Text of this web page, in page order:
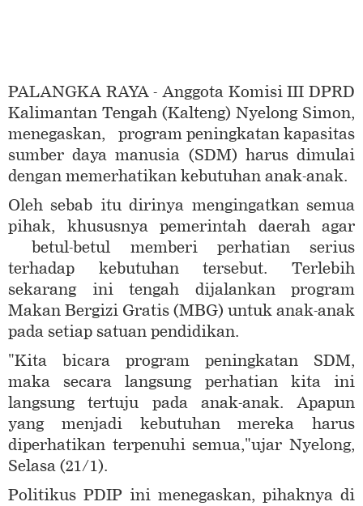
PALANGKA RAYA - Anggota Komisi III DPRD
Kalimantan Tengah (Kalteng) Nyelong Simon,
menegaskan, program peningkatan kapasitas
sumber daya manusia (SDM) harus dimulai
dengan memerhatikan kebutuhan anak-anak.
Oleh sebab itu dirinya mengingatkan semua
pihak, khususnya pemerintah daerah agar
betul-betul memberi perhatian serius
terhadap kebutuhan tersebut. Terlebih
sekarang ini tengah dijalankan program
Makan Bergizi Gratis (MBG) untuk anak-anak
pada setiap satuan pendidikan.
"Kita bicara program peningkatan SDM,
maka secara langsung perhatian kita ini
langsung tertuju pada anak-anak. Apapun
yang menjadi kebutuhan mereka harus
diperhatikan terpenuhi semua,"ujar Nyelong,
Selasa (21/1).
Politikus PDIP ini menegaskan, pihaknya di